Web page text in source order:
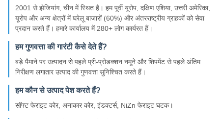
2001 से झेजियांग, चीन में स्थित है। हम पूर्वी यूरोप, दक्षिण एशिया, उत्तरी अमेरिका,
यूरोप और अन्य क्षेत्रों में घरेलू बाजारों (60%) और अंतरराष्ट्रीय ग्राहकों को सेवा
प्रदान करते हैं। हमारे कार्यालय में 280+ लोग कार्यरत हैं।
हम गुणवत्ता की गारंटी कैसे देते हैं?
बड़े पैमाने पर उत्पादन से पहले प्री-प्रोडक्शन नमूने और शिपमेंट से पहले अंतिम
निरीक्षण लगातार उत्पाद की गुणवत्ता सुनिश्चित करते हैं।
हम कौन से उत्पाद पेश करते हैं?
सॉफ्ट फेराइट कोर, अनाकार कोर, इंडक्टर्स, NiZn फेराइट घटक।